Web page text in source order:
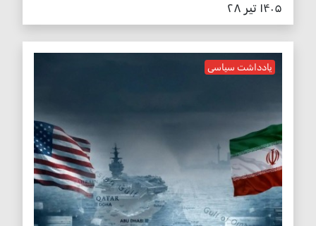
۱۴۰۵ تیر ۲۸
یادداشت سیاسی